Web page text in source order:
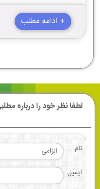
+ ادامه مطلب
لطفا نظر خود را درباره
نام
ایمیل